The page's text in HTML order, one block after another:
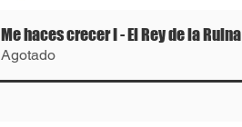
Me haces crecer I - El Rey de la Ruina
Agotado